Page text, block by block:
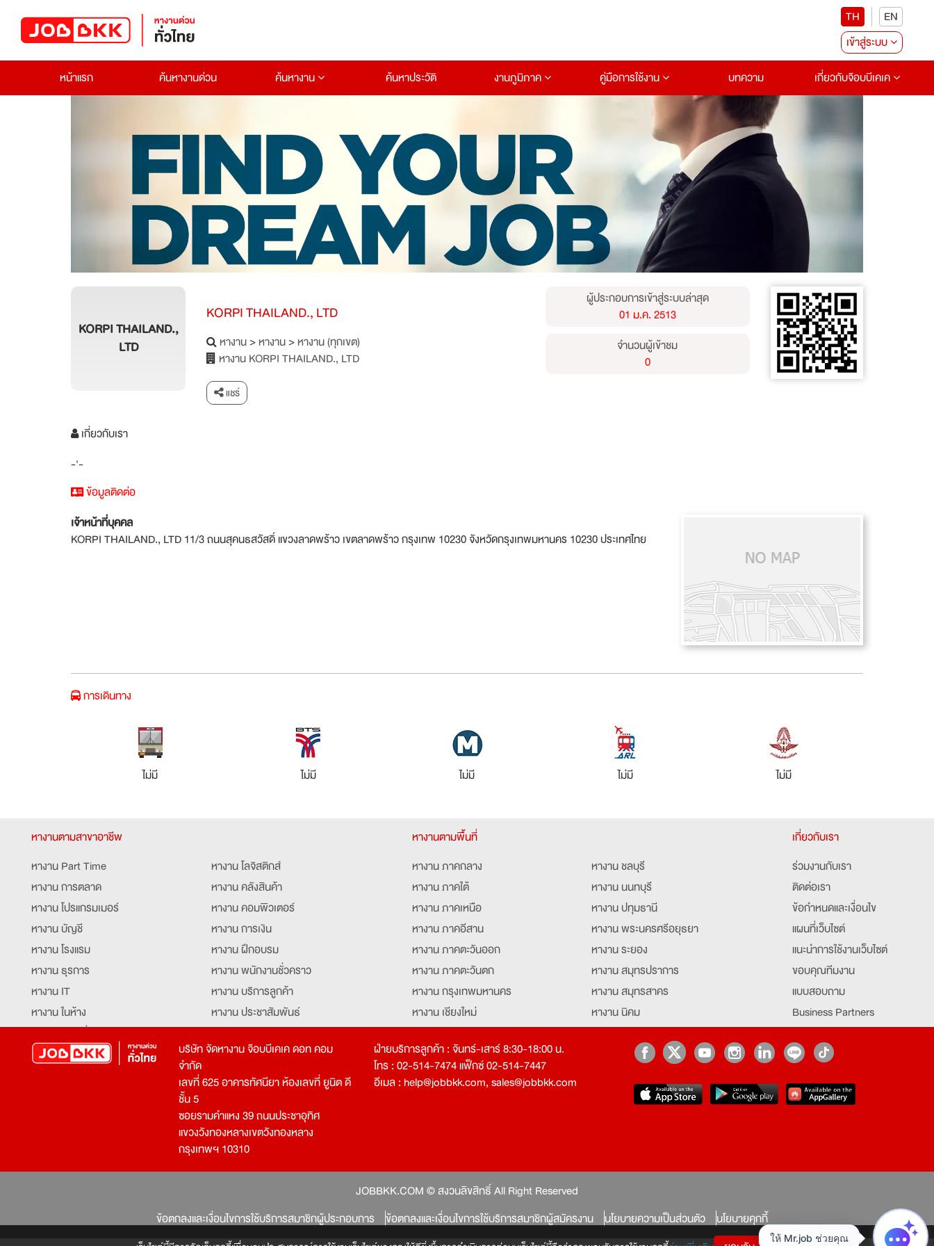
TH
EN
เข้าสู่ระบบ
หน้าแรก
ค้นหางานด่วน ค้นหางาน ค้นหาประวัติ งานภูมิภาค คู่มือการใช้งาน บทความ เกี่ยวกับจ๊อบบีเคเค
KORPI THAILAND.,
LTD
KORPI THAILAND., LTD
หางาน>หางาน>หางาน (ทุกเขต)
หางาน KORPI THAILAND., LTD
แชร์
ผู้ประกอบการเข้าสู่ระบบล่าสุด
01 ม.ค. 2513
จำนวนผู้เข้าชม
0
เกี่ยวกับเรา
-'-
ข้อมูลติดต่อ
เจ้าหน้าที่บุคคล
KORPI THAILAND., LTD 11/3 ถนนสุคนธสวัสดิ์ แขวงลาดพร้าว เขตลาดพร้าว กรุงเทพ 10230 จังหวัดกรุงเทพมหานคร 10230 ประเทศไทย
การเดินทาง
ไม่มี ไม่มี ไม่มี ไม่มี ไม่มี
หางานตามสาขาอาชีพ
หางาน Part Time
หางาน การตลาด
หางาน โปรแกรมเมอร์
หางาน บัญชี
หางาน โรงแรม
หางาน ธุรการ
หางาน IT
หางาน ในห้าง
หางาน ท่องเที่ยว
หางาน จัดซื้อ
หางาน เจ้าหน้าที่รักษาความปลอดภัย
โปรแกรมเมอร์
หางาน โลจิสติกส์
หางาน คลังสินค้า
หางาน คอมพิวเตอร์
หางาน การเงิน
หางาน ฝึกอบรม
หางาน พนักงานชั่วคราว
หางาน บริการลูกค้า
หางาน ประชาสัมพันธ์
หางาน รับโทรศัพท์
หางาน ประสานงาน
หางาน จองตั๋ว
หางาน กุ๊ก
หางาน นักศึกษาฝึกงาน
หางาน Mobile Application
Developer
บริการสรรหาพนักงาน
บริษัทจัดหางาน
หางานตามพื้นที่
หางาน ภาคกลาง
หางาน ภาคใต้
หางาน ภาคเหนือ
หางาน ภาคอีสาน
หางาน ภาคตะวันออก
หางาน ภาคตะวันตก
หางาน กรุงเทพมหานคร
หางาน เชียงใหม่
หางาน ฉะเชิงเทรา
หางาน ชลบุรี
หางาน นนทบุรี
หางาน ปทุมธานี
หางาน พระนครศรีอยุธยา
หางาน ระยอง
หางาน สมุทรปราการ
หางาน สมุทรสาคร
หางาน นิคม
หางานอยุธยา
เกี่ยวกับเรา
ร่วมงานกับเรา
ติดต่อเรา
ข้อกำหนดและเงื่อนไข
แผนที่เว็บไซต์
แนะนำการใช้งานเว็บไซต์
ขอบคุณทีมงาน
แบบสอบถาม
Business Partners
Partner มหาวิทยาลัย
Job Index
job
บริษัท จัดหางาน จ๊อบบีเคเค ดอท คอม
จำกัด
เลขที่ 625 อาคารทัศนียา ห้องเลขที่ ยูนิต ดี
ชั้น 5
ซอยรามคำแหง 39 ถนนประชาอุทิศ
แขวงวังทองหลางเขตวังทองหลาง
กรุงเทพฯ 10310
ฝ่ายบริการลูกค้า : จันทร์-เสาร์ 8:30-18:00 น.
โทร : 02-514-7474 แฟ็กซ์ 02-514-7447
อีเมล : help@jobbkk.com,sales@jobbkk.com
JOBBKK.COM © สงวนลิขสิทธิ์ All Right Reserved
ข้อตกลงและเงื่อนไขการใช้บริการสมาชิกผู้ประกอบการ
ข้อตกลงและเงื่อนไขการใช้บริการสมาชิกผู้สมัครงาน นโยบายความเป็นส่วนตัว
นโยบายคุกกี้